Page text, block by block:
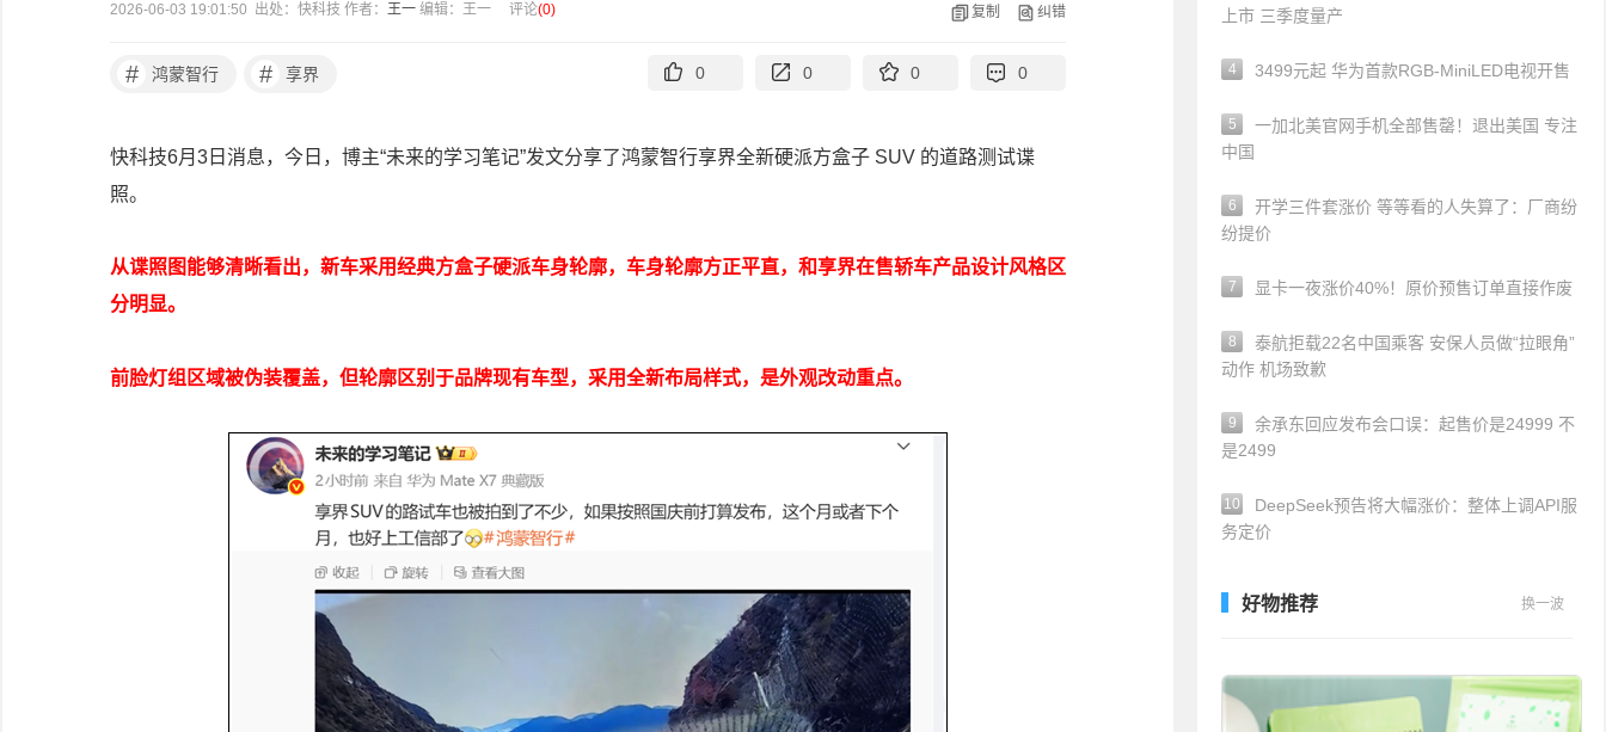
2026-06-03 19:01:50 出处：快科技 作者： 王一 编辑：王一 评论(0) 复制 纠错
# 鸿蒙智行 # 享界 0 0 0 0
快科技6月3日消息，今日，博主“未来的学习笔记”发文分享了鸿蒙智行享界全新硬派方盒子 SUV 的道路测试谍
照。
从谍照图能够清晰看出，新车采用经典方盒子硬派车身轮廓，车身轮廓方正平直，和享界在售轿车产品设计风格区
分明显。
前脸灯组区域被伪装覆盖，但轮廓区别于品牌现有车型，采用全新布局样式，是外观改动重点。
上市 三季度量产
4 3499元起 华为首款RGB-MiniLED电视开售
5
一加北美官网手机全部售罄！退出美国 专注
中国
6
开学三件套涨价 等等看的人失算了：厂商纷
纷提价
7 显卡一夜涨价40%！原价预售订单直接作废
8
泰航拒载22名中国乘客 安保人员做“拉眼角”
动作 机场致歉
9
余承东回应发布会口误：起售价是24999 不
是2499
10
DeepSeek预告将大幅涨价：整体上调API服
务定价
好物推荐 换一波